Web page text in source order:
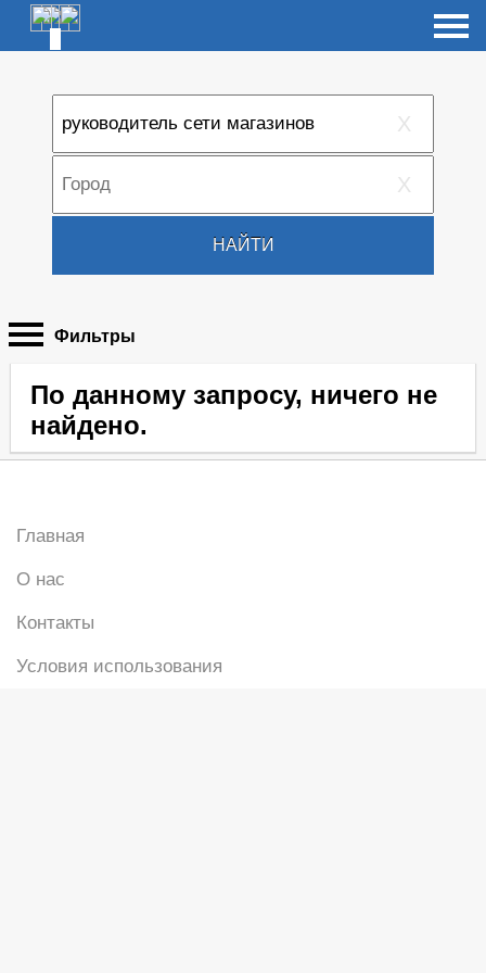
X
X
НАЙТИ
Фильтры
По данному запросу, ничего не
найдено.
Главная
О нас
Контакты
Условия использования